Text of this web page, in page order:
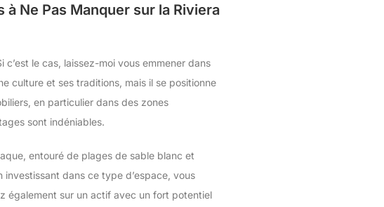
Ne Pas Manquer sur la Riviera
c’est le cas, laissez-moi vous emmener dans
culture et ses traditions, mais il se positionne
en particulier dans des zones
sont indéniables.
entouré de plages de sable blanc et
dans ce type d’espace, vous
également sur un actif avec un fort potentiel